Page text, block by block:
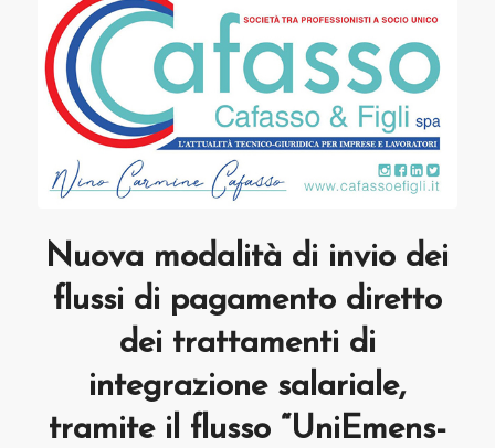
Nuova modalità di invio dei
flussi di pagamento diretto
dei trattamenti di
integrazione salariale,
tramite il flusso “UniEmens-